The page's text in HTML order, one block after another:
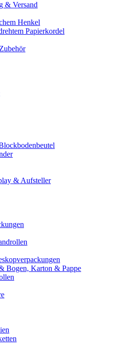
& Versand
Henkel
Papierkordel
& Aufsteller
Bogen, Karton & Pappe